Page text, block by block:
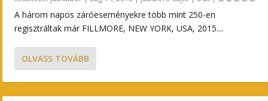
A három napos záróeseményekre több mint 250-en
regisztráltak már FILLMORE, NEW YORK, USA, 2015....
OLVASS TOVÁBB